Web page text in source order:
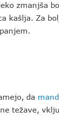
zmanjša
kašlja. Za
da
težave,